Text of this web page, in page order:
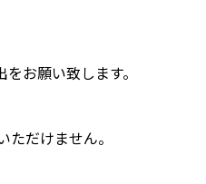
お願い致します。
だけません。